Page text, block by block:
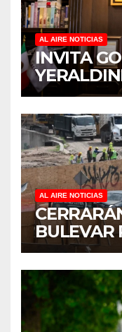
AL AIRE NOTICIAS
INVITA
DE
AL AIRE NOTICIAS
BULEVAR
PARA
ANTES
CLASES